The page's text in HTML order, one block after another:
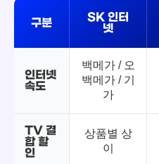
구분
SK 인터
넷
인터넷
속도
백메가 / 오
백메가 / 기
가
TV 결
합 할
인
상품별 상
이